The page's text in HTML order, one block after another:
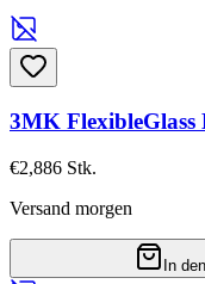
3MK FlexibleGlass
€2,886 Stk.
Versand morgen
In